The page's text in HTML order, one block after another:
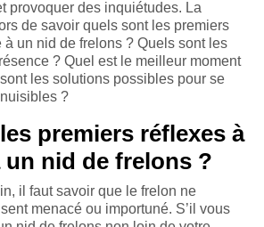
provoquer des inquiétudes. La
de savoir quels sont les premiers
à un nid de frelons ? Quels sont les
? Quel est le meilleur moment
les solutions possibles pour se
?
premiers réflexes à
un nid de frelons ?
il faut savoir que le frelon ne
menacé ou importuné. S’il vous